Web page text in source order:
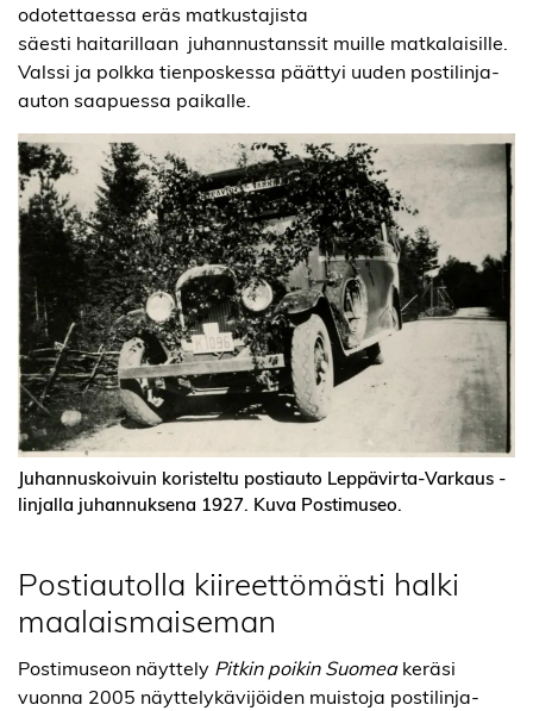
odotettaessa eräs matkustajista
säesti haitarillaan juhannustanssit muille matkalaisille.
Valssi ja polkka tienposkessa päättyi uuden postilinja-
auton saapuessa paikalle.
Juhannuskoivuin koristeltu postiauto Leppävirta-Varkaus -
linjalla juhannuksena 1927. Kuva Postimuseo.
Postiautolla kiireettömästi halki
maalaismaiseman
Postimuseon näyttely Pitkin poikin Suomeakeräsi
vuonna 2005 näyttelykävijöiden muistoja postilinja-